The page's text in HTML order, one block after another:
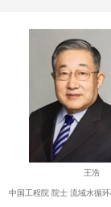
王浩
中国工程院 院士 流域水循